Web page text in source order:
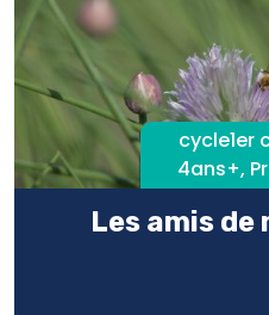
cycle1er
4ans+,
Les amis